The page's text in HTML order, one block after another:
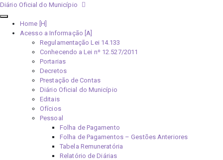
Diário Oficial do Município
Home [H]
Acesso a Informação [A]
Regulamentação Lei 14.133
Conhecendo a Lei nº 12.527/2011
Portarias
Decretos
Prestação de Contas
Diário Oficial do Município
Editais
Ofícios
Pessoal
Folha de Pagamento
Folha de Pagamentos – Gestões Anteriores
Tabela Remuneratória
Relatório de Diárias